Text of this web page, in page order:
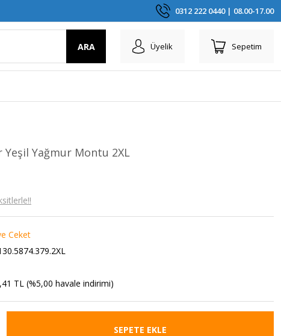
0312 222 0440 | 08.00-17.00
ARA Üyelik Sepetim
Yeşil Yağmur Montu 2XL
Ceket
TL (%5,00 havale indirimi)
SEPETE EKLE